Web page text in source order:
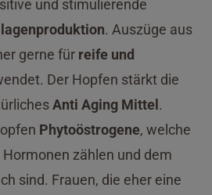
und stimulierende
. Auszüge aus
gerne für reife und
Der Hopfen stärkt die
Anti Aging Mittel .
Phytoöstrogene, welche
zählen und dem
sind. Frauen, die eher eine